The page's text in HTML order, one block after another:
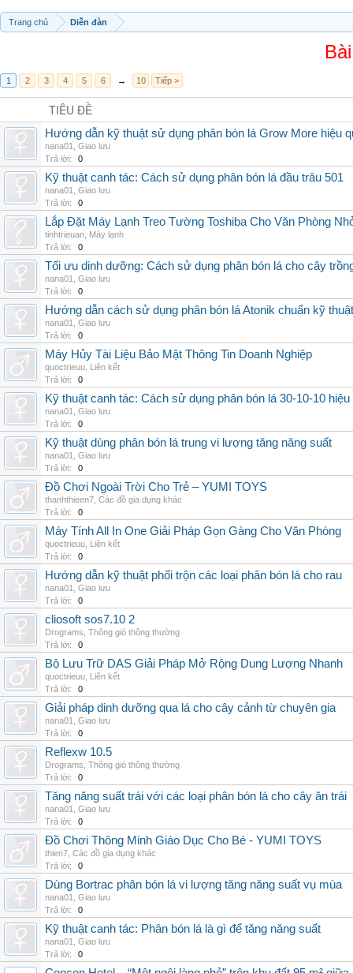
Trang chủ Diễn đàn
1 2 3 4 5 6 → 10 Tiếp >
TIÊU ĐỀ
Hướng dẫn kỹ thuật sử dụng phân bón lá Grow More hiệu
nana01
Giao lưu
Trả lời:
0
Kỹ thuật canh tác: Cách sử dụng phân bón lá đầu trâu 501
nana01
Giao lưu
Trả lời:
0
Lắp Đặt Máy Lạnh Treo Tường Toshiba Cho Văn Phòng
tinhtrieuan Máy lạnh
Trả lời:
0
Tối ưu dinh dưỡng: Cách sử dụng phân bón lá cho cây
nana01
Giao lưu
Trả lời:
0
Hướng dẫn cách sử dụng phân bón lá Atonik chuẩn kỹ thuật
nana01
Giao lưu
Trả lời:
0
Máy Hủy Tài Liệu Bảo Mật Thông Tin Doanh Nghiệp
quoctrieuu Liên kết
Trả lời:
0
Kỹ thuật canh tác: Cách sử dụng phân bón lá 30-10-10 hiệu
nana01
Giao lưu
Trả lời:
0
Kỹ thuật dùng phân bón lá trung vi lượng tăng năng suất
nana01
Giao lưu
Trả lời:
0
Đồ Chơi Ngoài Trời Cho Trẻ – YUMI TOYS
thanhthieen7 Các đồ gia dụng khác
Trả lời:
0
Máy Tính All In One Giải Pháp Gọn Gàng Cho Văn Phòng
quoctrieuu Liên kết
Trả lời:
0
Hướng dẫn kỹ thuật phối trộn các loại phân bón lá cho rau
nana01
Giao lưu
Trả lời:
0
cliosoft sos7.10 2
Drograms Thông gió thông thường
Trả lời:
0
Bộ Lưu Trữ DAS Giải Pháp Mở Rộng Dung Lượng Nhanh
quoctrieuu Liên kết
Trả lời:
0
Giải pháp dinh dưỡng qua lá cho cây cảnh từ chuyên gia
nana01
Giao lưu
Trả lời:
0
Reflexw 10.5
Drograms Thông gió thông thường
Trả lời:
0
Tăng năng suất trái với các loại phân bón lá cho cây ăn trái
nana01
Giao lưu
Trả lời:
0
Đồ Chơi Thông Minh Giáo Dục Cho Bé - YUMI TOYS
thien7 Các đồ gia dụng khác
Trả lời:
0
Dùng Bortrac phân bón lá vi lượng tăng năng suất vụ mùa
nana01
Giao lưu
Trả lời:
0
Kỹ thuật canh tác: Phân bón lá là gì để tăng năng suất
nana01
Giao lưu
Trả lời:
0